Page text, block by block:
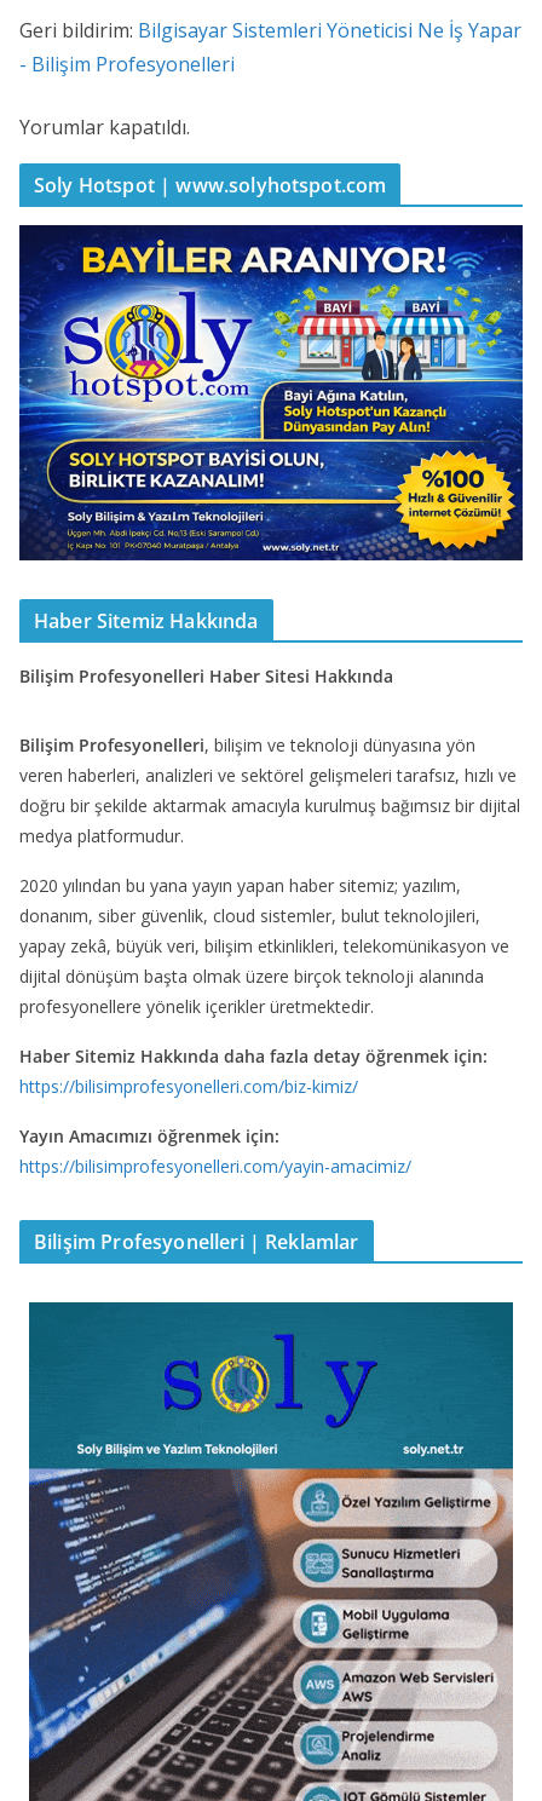
Geri bildirim: Bilgisayar Sistemleri Yöneticisi Ne İş Yapar
- Bilişim Profesyonelleri
Yorumlar kapatıldı.
Soly Hotspot | www.solyhotspot.com
Haber Sitemiz Hakkında
Bilişim Profesyonelleri Haber Sitesi Hakkında
Bilişim Profesyonelleri, bilişim ve teknoloji dünyasına yön
veren haberleri, analizleri ve sektörel gelişmeleri tarafsız, hızlı ve
doğru bir şekilde aktarmak amacıyla kurulmuş bağımsız bir dijital
medya platformudur.
2020 yılından bu yana yayın yapan haber sitemiz; yazılım,
donanım, siber güvenlik, cloud sistemler, bulut teknolojileri,
yapay zekâ, büyük veri, bilişim etkinlikleri, telekomünikasyon ve
dijital dönüşüm başta olmak üzere birçok teknoloji alanında
profesyonellere yönelik içerikler üretmektedir.
Haber Sitemiz Hakkında daha fazla detay öğrenmek için:
https://bilisimprofesyonelleri.com/biz-kimiz/
Yayın Amacımızı öğrenmek için:
https://bilisimprofesyonelleri.com/yayin-amacimiz/
Bilişim Profesyonelleri | Reklamlar